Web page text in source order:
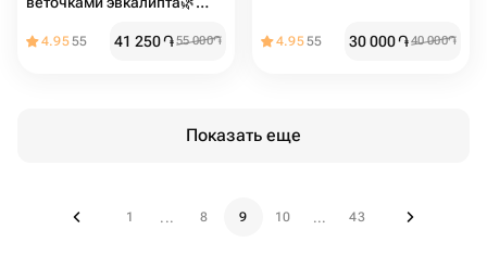
4.9555 41 250֏55 000֏ 4.9555 30 000֏40 000֏
Показать еще
1 ... 8 9 10 ... 43